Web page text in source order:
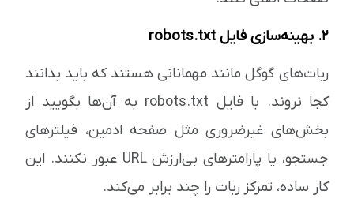
۲. بهینه‌سازی فایل robots.txt
ربات‌های گوگل مانند مهمانانی هستند که باید بدانند
کجا نروند. با فایل robots.txt به آن‌ها بگویید از
بخش‌های غیرضروری مثل صفحه ادمین، فیلترهای
جستجو، یا پارامترهای بی‌ارزش URL عبور نکنند. این
کار ساده، تمرکز ربات را چند برابر می‌کند.